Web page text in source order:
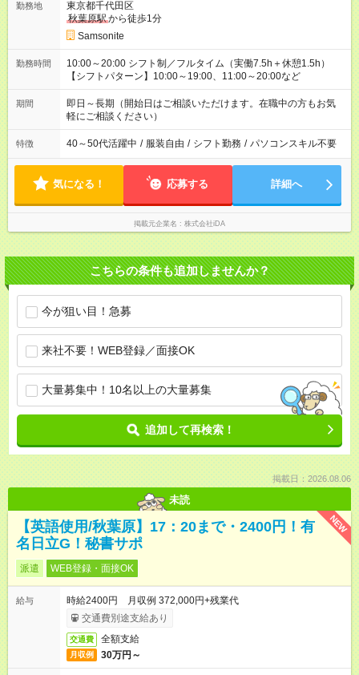
勤務地
東京都千代田区
秋葉原駅から徒歩1分
Samsonite
勤務時間
10:00～20:00 シフト制／フルタイム（実働7.5h＋休憩1.5h）
【シフトパターン】10:00～19:00、11:00～20:00など
期間
即日～長期（開始日はご相談いただけます。在職中の方もお気
軽にご相談ください）
特徴 40～50代活躍中 / 服装自由 / シフト勤務 / パソコンスキル不要
気になる！ 応募する 詳細へ
掲載元企業名 株式会社iDA
こちらの条件も追加しませんか？
今が狙い目！急募
来社不要！WEB登録／面接OK
大量募集中！10名以上の大量募集
追加して再検索！
掲載日：2026.08.06
未読
NEW
【英語使用/秋葉原】17：20まで・2400円！有
名日立G！秘書サポ
派遣 WEB登録・面接OK
給与
時給2400円 月収例 372,000円+残業代
交通費別途支給あり
交通費 全額支給
月収例 30万円～